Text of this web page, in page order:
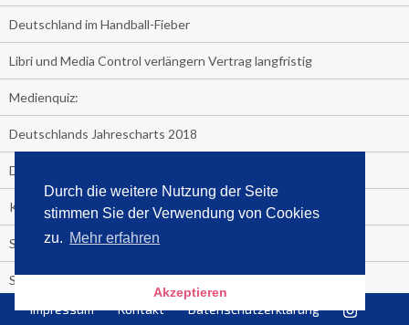
Durch die weitere Nutzung der Seite
stimmen Sie der Verwendung von Cookies
zu. Mehr erfahren
Akzeptieren
Deutschland im Handball-Fieber
Libri und Media Control verlängern Vertrag langfristig
Medienquiz:
Deutschlands Jahrescharts 2018
Die TV-Quotenkönige 2018
KNV und Media Control verlängern vorzeitig Zusammenarbeit
STRENG VERTRAULICH
Streaming verändert TV?
Welcher TV-Sender hat seine Marktanteile seit 2013 vervierfacht?
Impressum Kontakt Datenschutzerklärung